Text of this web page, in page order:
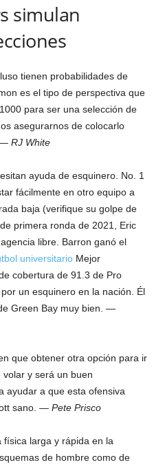
simulan
tienen probabilidades de
es el tipo de perspectiva que
para ser una selección de
asegurarnos de colocarlo
RJ White
ayuda de esquinero. No. 1
fácilmente en otro equipo a
baja (verifique su golpe de
primera ronda de 2021, Eric
libre. Barron ganó el
universitario Mejor
cobertura de 91.3 de Pro
un esquinero en la nación. Él
Green Bay muy bien. —
que obtener otra opción para ir
y será un buen
ayudar a que esta ofensiva
sano. — Pete Prisco
física larga y rápida en la
de hombre como de